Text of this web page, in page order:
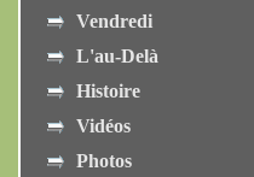
Vendredi
L'au-Delà
Histoire
Vidéos
Photos